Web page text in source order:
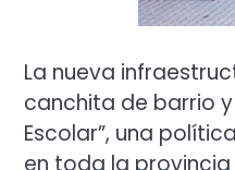
La nueva
canchita de barrio
Escolar”, una
en toda la